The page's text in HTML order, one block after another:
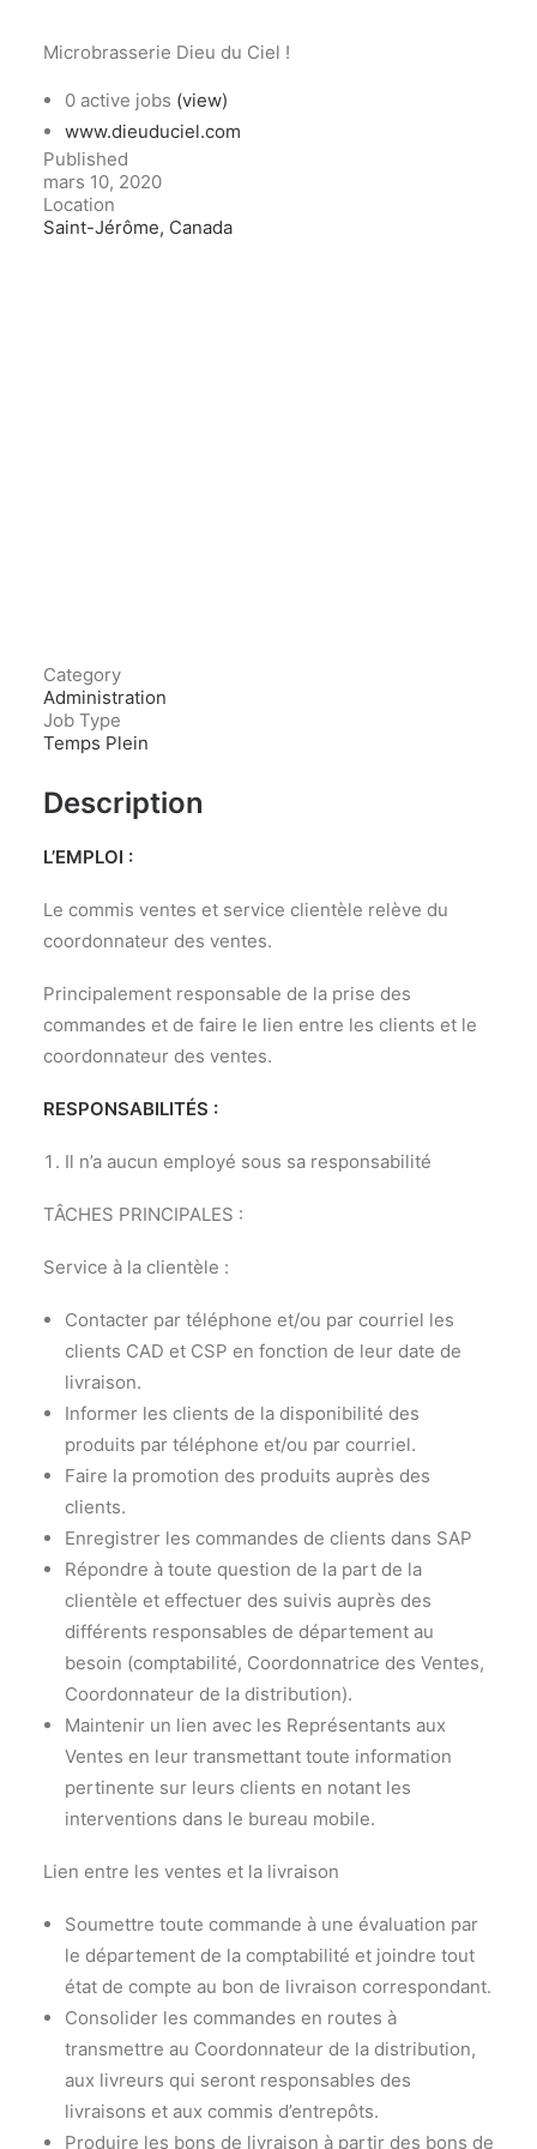
Microbrasserie Dieu du Ciel !
0 active jobs (view)
www.dieuduciel.com
Published
mars 10, 2020
Location
Saint-Jérôme, Canada
Category
Administration
Job Type
Temps Plein
Description
L’EMPLOI :
Le commis ventes et service clientèle relève du
coordonnateur des ventes.
Principalement responsable de la prise des
commandes et de faire le lien entre les clients et le
coordonnateur des ventes.
RESPONSABILITÉS :
Il n’a aucun employé sous sa responsabilité
TÂCHES PRINCIPALES :
Service à la clientèle :
Contacter par téléphone et/ou par courriel les
clients CAD et CSP en fonction de leur date de
livraison.
Informer les clients de la disponibilité des
produits par téléphone et/ou par courriel.
Faire la promotion des produits auprès des
clients.
Enregistrer les commandes de clients dans SAP
Répondre à toute question de la part de la
clientèle et effectuer des suivis auprès des
différents responsables de département au
besoin (comptabilité, Coordonnatrice des Ventes,
Coordonnateur de la distribution).
Maintenir un lien avec les Représentants aux
Ventes en leur transmettant toute information
pertinente sur leurs clients en notant les
interventions dans le bureau mobile.
Lien entre les ventes et la livraison
Soumettre toute commande à une évaluation par
le département de la comptabilité et joindre tout
état de compte au bon de livraison correspondant.
Consolider les commandes en routes à
transmettre au Coordonnateur de la distribution,
aux livreurs qui seront responsables des
livraisons et aux commis d’entrepôts.
Produire les bons de livraison à partir des bons de